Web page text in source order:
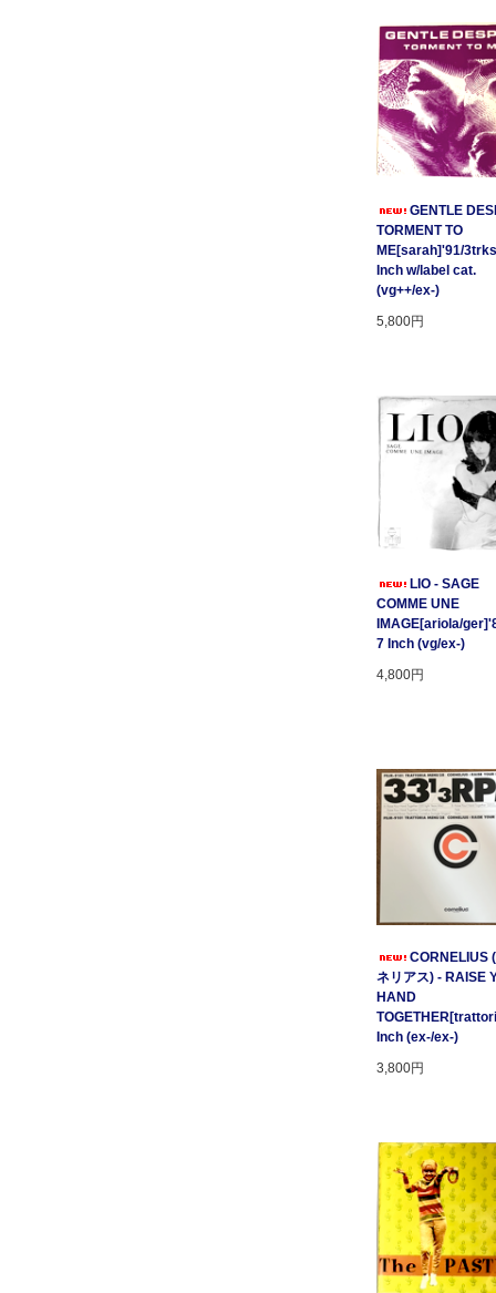
GENTLE
TORMENT TO
ME[sarah]'91/
Inch w/label cat.
(vg++/ex-)
5,800円
LIO - SAGE
COMME UNE
IMAGE[ariola/
7 Inch (vg/ex-)
4,800円
CORNELIUS
ネリアス) - RAISE
HAND
Inch (ex-/ex-)
3,800円